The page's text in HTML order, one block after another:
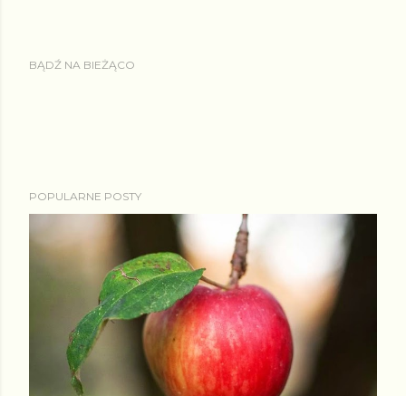
BĄDŹ NA BIEŻĄCO
POPULARNE POSTY